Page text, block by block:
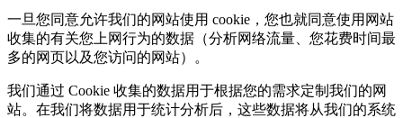
一旦您同意允许我们的网站使用 cookie，您也就同意使用网站
收集的有关您上网行为的数据（分析网络流量、您花费时间最
多的网页以及您访问的网站）。
我们通过 Cookie 收集的数据用于根据您的需求定制我们的网
站。在我们将数据用于统计分析后，这些数据将从我们的系统